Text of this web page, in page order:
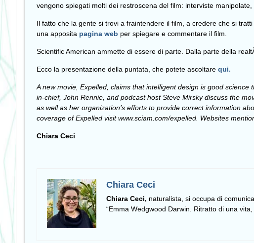
vengono spiegati molti dei restroscena del film: interviste
Il fatto che la gente si trovi a fraintendere il film, a credere che si
una apposita pagina web per spiegare e commentare il film.
Scientific American ammette di essere di parte. Dalla parte della realtÃ
Ecco la presentazione della puntata, che potete ascoltare qui.
A new movie, Expelled, claims that intelligent design is good
in-chief, John Rennie, and podcast host Steve Mirsky discuss the
as well as her organization’s efforts to provide correct information
coverage of Expelled visit www.sciam.com/expelled. Websites
Chiara Ceci
Chiara Ceci
Chiara Ceci, naturalista, si occupa di
“Emma Wedgwood Darwin. Ritratto di una